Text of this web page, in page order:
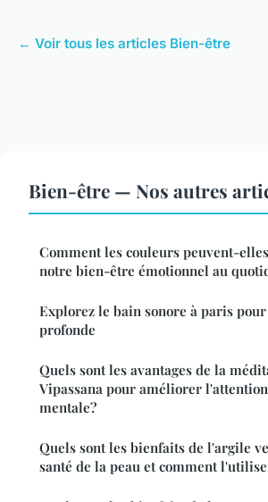
← Voir tous les articles Bien-être
Bien-être — Nos autres
Comment les couleurs peuvent-
notre bien-être émotionnel au
Explorez le bain sonore à paris
profonde
Quels sont les avantages de la
Vipassana pour améliorer
mentale?
Quels sont les bienfaits de l'argile
santé de la peau et comment